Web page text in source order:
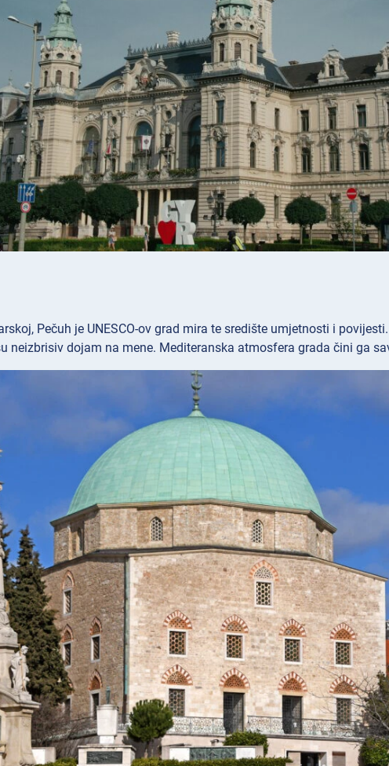
Pečuh je UNESCO-ov grad mira te središte umjetnosti i
neizbrisiv dojam na mene. Mediteranska atmosfera grada čini ga